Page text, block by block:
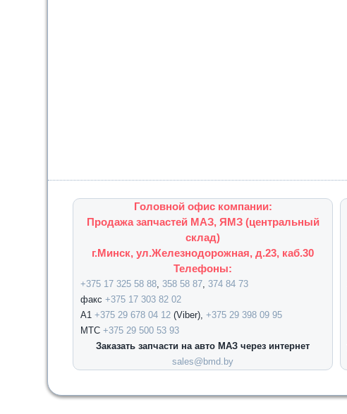
Головной офис компании:
Продажа запчастей МАЗ, ЯМЗ (центральный
склад)
г.Минск, ул.Железнодорожная, д.23, каб.30
Телефоны:
+375 17 325 58 88, 358 58 87, 374 84 73
факс+375 17 303 82 02
А1+375 29 678 04 12 (Viber),+375 29 398 09 95
МТС+375 29 500 53 93
Заказать запчасти на авто МАЗ через интернет
sales@bmd.by